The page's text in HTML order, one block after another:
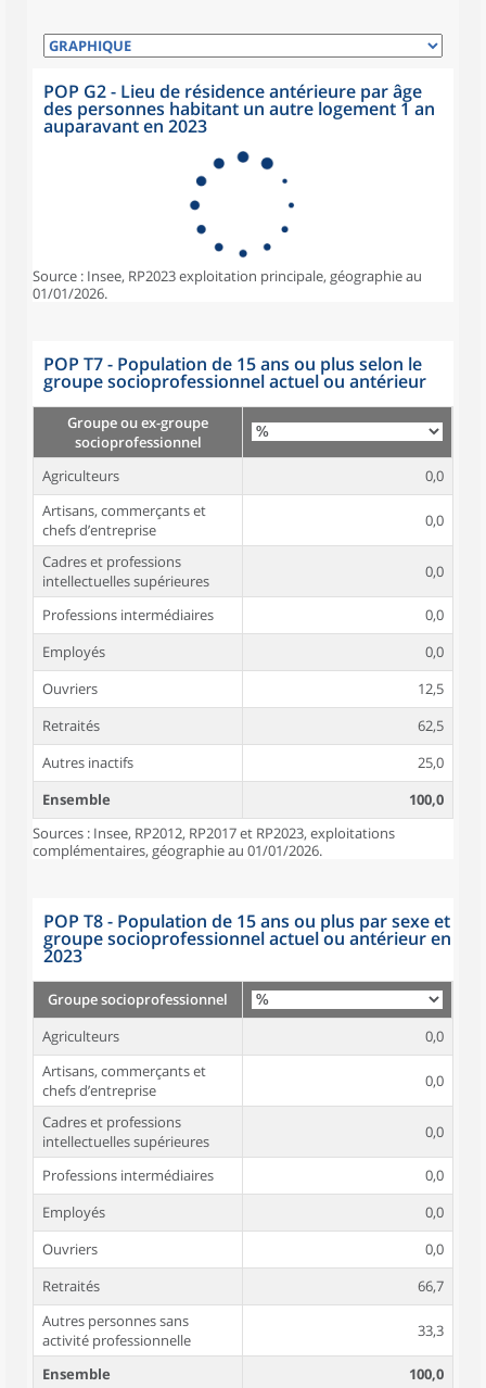
POP G2 - Lieu de résidence antérieure par âge
des personnes habitant un autre logement 1 an
auparavant en 2023
Source : Insee, RP2023 exploitation principale, géographie au
01/01/2026.
POP T7 - Population de 15 ans ou plus selon le
groupe socioprofessionnel actuel ou antérieur
Groupe ou ex-groupe
socioprofessionnel
Agriculteurs
0,0
Artisans, commerçants et
chefs d’entreprise
0,0
Cadres et professions
intellectuelles supérieures
0,0
Professions intermédiaires
0,0
Employés
0,0
Ouvriers
12,5
Retraités
62,5
Autres inactifs
25,0
Ensemble
100,0
Sources : Insee, RP2012, RP2017 et RP2023, exploitations
complémentaires, géographie au 01/01/2026.
POP T8 - Population de 15 ans ou plus par sexe et
groupe socioprofessionnel actuel ou antérieur en
2023
Groupe socioprofessionnel
Agriculteurs
0,0
Artisans, commerçants et
chefs d’entreprise
0,0
Cadres et professions
intellectuelles supérieures
0,0
Professions intermédiaires
0,0
Employés
0,0
Ouvriers
0,0
Retraités
66,7
Autres personnes sans
activité professionnelle
33,3
Ensemble
100,0